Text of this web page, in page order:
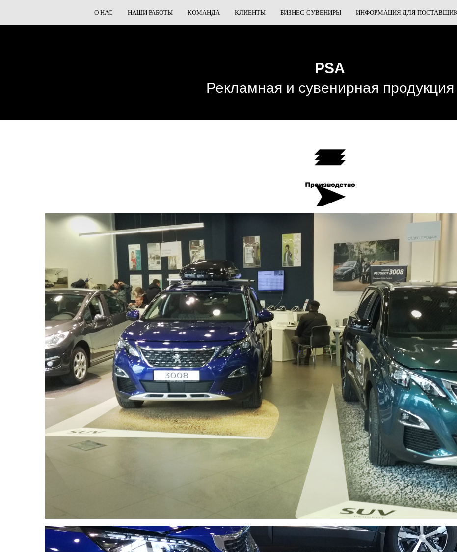
О НАС НАШИ РАБОТЫ КОМАНДА КЛИЕНТЫ БИЗНЕС-СУВЕНИРЫ ИНФОРМАЦИЯ ДЛЯ
PSA
Рекламная и сувенирная продукция